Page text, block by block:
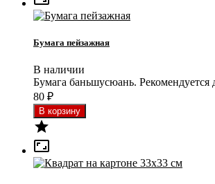
Бумага пейзажная
В наличии
Бумага баньшусюань. Рекомендуется
80 ₽

